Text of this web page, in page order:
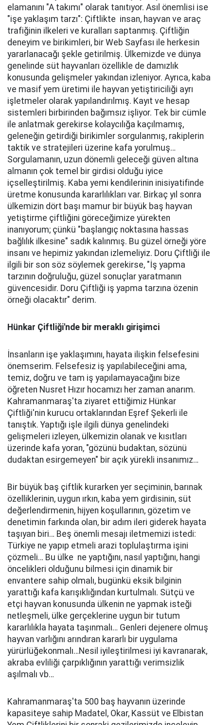
elamanını "A takımı" olarak tanıtıyor. Asıl önemlisi ise
"işe yaklaşım tarzı": Çiftlikte insan, hayvan ve araç
trafiğinin ilkeleri ve kuralları saptanmış. Çiftliğin
deneyim ve birikimleri, bir Web Sayfası ile herkesin
yararlanacağı şekle getirilmiş. Ülkemizde ve dünya
genelinde süt hayvanları özellikle de damızlık
konusunda gelişmeler yakından izleniyor. Ayrıca, kaba
ve masif yem üretimi ile hayvan yetiştiriciliği ayrı
işletmeler olarak yapılandırılmış. Kayıt ve hesap
sistemleri birbirinden bağımsız işliyor. Tek bir cümle
ile anlatmak gerekirse kolaycılığa kaçılmamış,
geleneğin getirdiği birikimler sorgulanmış, rakiplerin
taktik ve stratejileri üzerine kafa yorulmuş…
Sorgulamanın, uzun dönemli geleceği güven altına
almanın çok temel bir girdisi olduğu iyice
içselleştirilmiş. Kaba yemi kendilerinin inisiyatifinde
üretme konusunda kararlılıkları var. Birkaç yıl sonra
ülkemizin dört başı mamur bir büyük baş hayvan
yetiştirme çiftliğini göreceğimize yürekten
inanıyorum; çünkü "başlangıç noktasına hassas
bağlılık ilkesine" sadık kalınmış. Bu güzel örneği yöre
insanı ve hepimiz yakından izlemeliyiz. Doru Çiftliği ile
ilgili bir son söz söylemek gerekirse, "İş yapma
tarzının doğruluğu, güzel sonuçlar yaratmanın
güvencesidir. Doru Çiftliği iş yapma tarzına özenin
örneği olacaktır" derim.
Hünkar Çiftliği'nde bir meraklı girişimci
İnsanların işe yaklaşımını, hayata ilişkin felsefesini
önemserim. Felsefesiz iş yapılabileceğini ama,
temiz, doğru ve tam iş yapılamayacağını bize
öğreten Nusret Hızır hocamızı her zaman anarım.
Kahramanmaraş'ta ziyaret ettiğimiz Hünkar
Çiftliği'nin kurucu ortaklarından Eşref Şekerli ile
tanıştık. Yaptığı işle ilgili dünya genelindeki
gelişmeleri izleyen, ülkemizin olanak ve kısıtları
üzerinde kafa yoran, "gözünü budaktan, sözünü
dudaktan esirgemeyen" bir açık yürekli insanımız…
Bir büyük baş çiftlik kurarken yer seçiminin, barınak
özelliklerinin, uygun ırkın, kaba yem girdisinin, süt
değerlendirmenin, hijyen koşullarının, gözetim ve
denetimin farkında olan, bir adım ileri giderek hayata
taşıyan biri… Beş önemli mesajı iletmemizi istedi:
Türkiye ne yapıp etmeli arazi toplulaştırma işini
çözmeli… Bu ülke ne yaptığını, nasıl yaptığını, hangi
öncelikleri olduğunu bilmesi için dinamik bir
envantere sahip olmalı, bugünkü eksik bilginin
yarattığı kafa karışıklığından kurtulmalı. Sütçü ve
etçi hayvan konusunda ülkenin ne yapmak isteği
netleşmeli, ülke gerçeklerine uygun bir tutum
kararlılıkla hayata taşınmalı… Genleri dejenere olmuş
hayvan varlığını arındıran kararlı bir uygulama
yürürlüğekonmalı…Nesil iyileştirilmesi iyi kavranarak,
akraba evliliği çarpıklığının yarattığı verimsizlik
aşılmalı vb…
Kahramanmaraş'ta 500 baş hayvanın üzerinde
kapasiteye sahip Madatel, Okar, Kassüt ve Elbistan